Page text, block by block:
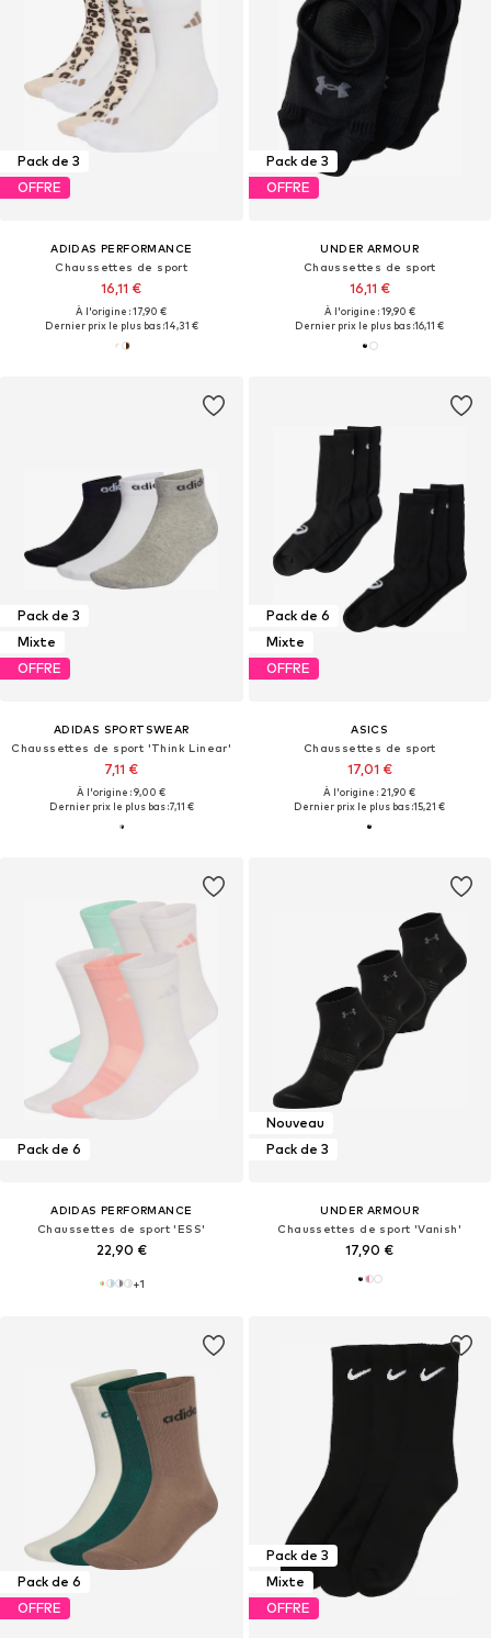
Pack de 3
OFFRE
ADIDAS PERFORMANCE
Chaussettes de sport
16,11 €
À l'origine : 17,90 €
Dernier prix le plus bas :14,31 €
Pack de 3
OFFRE
UNDER ARMOUR
Chaussettes de sport
16,11 €
À l'origine : 19,90 €
Dernier prix le plus bas :16,11 €
Pack de 3
Mixte
OFFRE
ADIDAS SPORTSWEAR
Chaussettes de sport 'Think Linear'
7,11 €
À l'origine : 9,00 €
Dernier prix le plus bas :7,11 €
Pack de 6
Mixte
OFFRE
ASICS
Chaussettes de sport
17,01 €
À l'origine : 21,90 €
Dernier prix le plus bas :15,21 €
Pack de 6
ADIDAS PERFORMANCE
Chaussettes de sport 'ESS'
22,90 €
+1
Nouveau
Pack de 3
UNDER ARMOUR
Chaussettes de sport 'Vanish'
17,90 €
Pack de 6
OFFRE
Pack de 3
Mixte
OFFRE